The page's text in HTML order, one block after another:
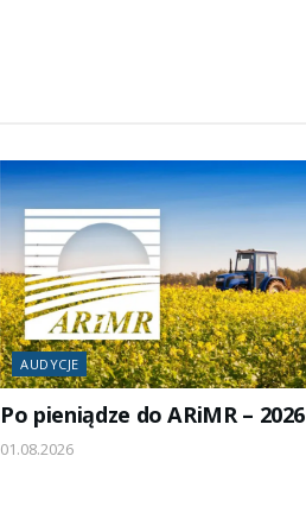
AUDYCJE
Po pieniądze do ARiMR – 2026
01.08.2026